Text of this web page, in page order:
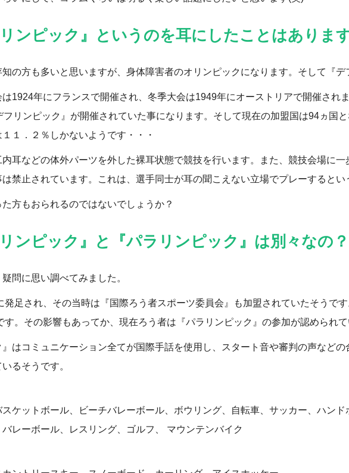
ンピック』というのを耳にしたことはありま
知の方も多いと思いますが、身体障害者のオリンピックになります。そして『
1924年にフランスで開催され、冬季大会は1949年にオーストリアで開催され
フリンピック』が開催されていた事になります。そして現在の加盟国は94ヵ国
１．２％しかないようです・・・
耳などの体外パーツを外した裸耳状態で競技を行います。また、競技会場に
禁止されています。これは、選手同士が耳の聞こえない立場でプレーするとい
方もおられるのではないでしょうか？
ンピック』と『パラリンピック』は別々なの？
問に思い調べてみました。
発足され、その当時は『国際ろう者スポーツ委員会』も加盟されていたそうで
。その影響もあってか、現在ろう者は『パラリンピック』の参加が認められ
はコミュニケーション全てが国際手話を使用し、スタート音や審判の声など
るそうです。
スケットボール、ビーチバレーボール、ボウリング、自転車、サッカー、ハン
レーボール、レスリング、ゴルフ、 マウンテンバイク